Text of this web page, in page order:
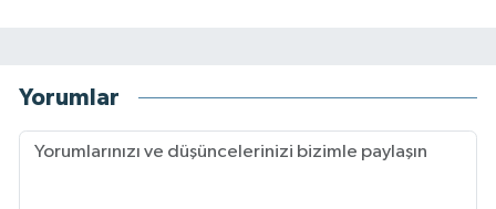
Yorumlar